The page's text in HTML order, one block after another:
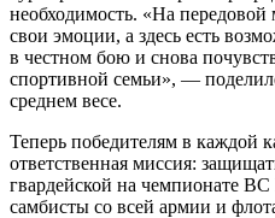
необходимость. «На
свои эмоции, а здесь есть
в честном бою и снова
спортивной семьи», —
среднем весе.
Теперь победителям в каждой
ответственная миссия:
гвардейской на чемпионате
самбисты со всей армии и